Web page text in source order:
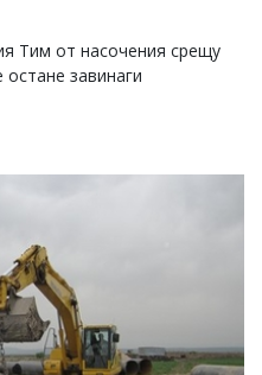
Тим от насочения срещу
завинаги